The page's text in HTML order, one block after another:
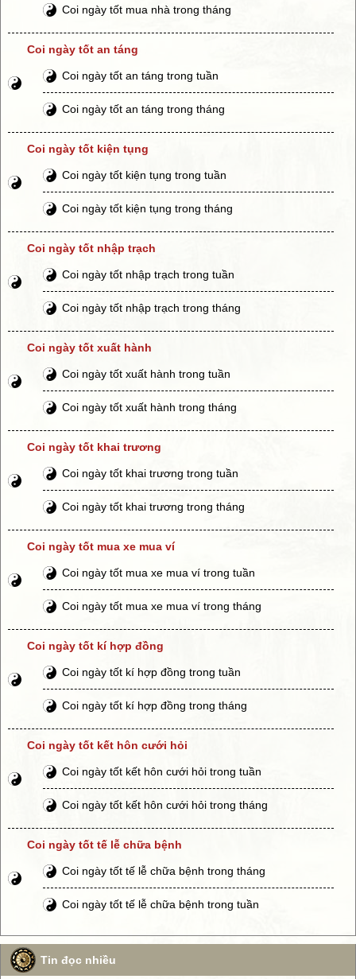
Coi ngày tốt mua nhà trong tháng
Coi ngày tốt an táng
Coi ngày tốt an táng trong tuần
Coi ngày tốt an táng trong tháng
Coi ngày tốt kiện tụng
Coi ngày tốt kiện tụng trong tuần
Coi ngày tốt kiện tụng trong tháng
Coi ngày tốt nhập trạch
Coi ngày tốt nhập trạch trong tuần
Coi ngày tốt nhập trạch trong tháng
Coi ngày tốt xuất hành
Coi ngày tốt xuất hành trong tuần
Coi ngày tốt xuất hành trong tháng
Coi ngày tốt khai trương
Coi ngày tốt khai trương trong tuần
Coi ngày tốt khai trương trong tháng
Coi ngày tốt mua xe mua ví
Coi ngày tốt mua xe mua ví trong tuần
Coi ngày tốt mua xe mua ví trong tháng
Coi ngày tốt kí hợp đồng
Coi ngày tốt kí hợp đồng trong tuần
Coi ngày tốt kí hợp đồng trong tháng
Coi ngày tốt kết hôn cưới hỏi
Coi ngày tốt kết hôn cưới hỏi trong tuần
Coi ngày tốt kết hôn cưới hỏi trong tháng
Coi ngày tốt tế lễ chữa bệnh
Coi ngày tốt tế lễ chữa bệnh trong tháng
Coi ngày tốt tế lễ chữa bệnh trong tuần
Tin đọc nhiều